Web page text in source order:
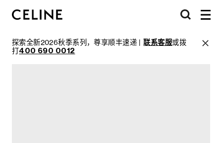
探索全新2026秋季系列，尊享顺丰速递 |联系客服或拨
打400 690 0012